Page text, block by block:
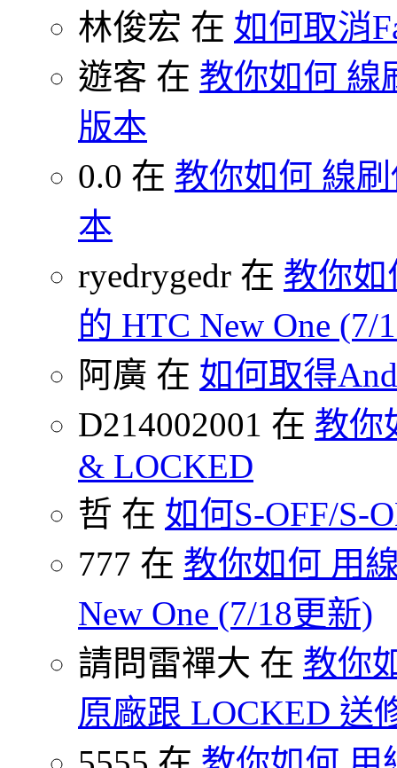
林俊宏 在 如何取消
遊客 在 教你如何 線
版本
0.0 在 教你如何 線
本
ryedrygedr 在 教你如
的 HTC New One (7/
阿廣 在 如何取得
D214002001 在 教你
& LOCKED
哲 在 如何S-OFF/S-
777 在 教你如何 用
New One (7/18更新)
請問雷禪大 在 教你
原廠跟 LOCKED 送